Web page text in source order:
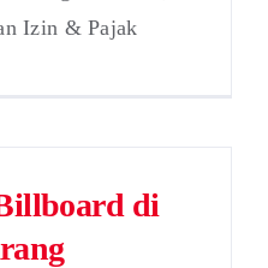
Izin & Pajak
di